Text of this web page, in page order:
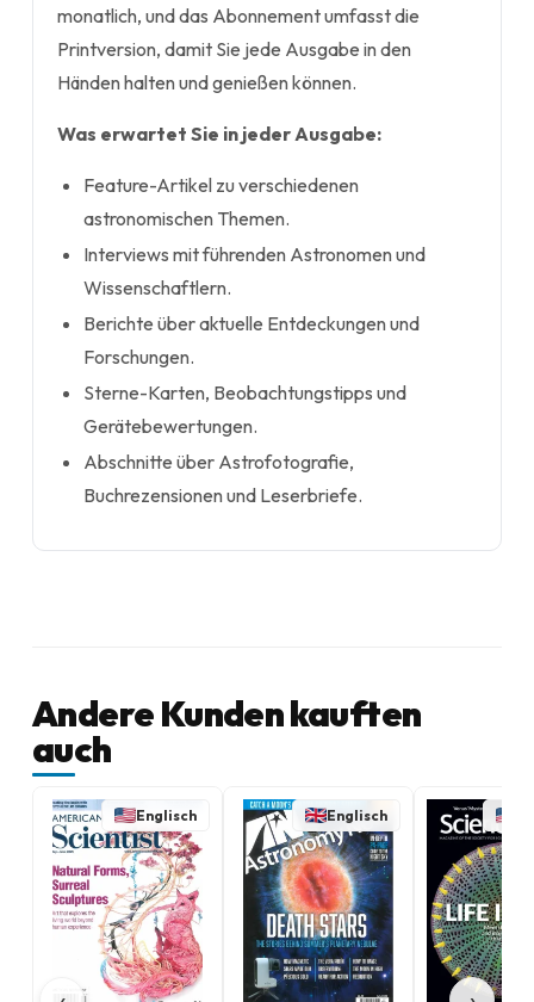
monatlich, und das Abonnement umfasst die
Printversion, damit Sie jede Ausgabe in den
Händen halten und genießen können.
Was erwartet Sie in jeder Ausgabe:
Feature-Artikel zu verschiedenen
astronomischen Themen.
Interviews mit führenden Astronomen und
Wissenschaftlern.
Berichte über aktuelle Entdeckungen und
Forschungen.
Sterne-Karten, Beobachtungstipps und
Gerätebewertungen.
Abschnitte über Astrofotografie,
Buchrezensionen und Leserbriefe.
Andere Kunden kauften
auch
Englisch Englisch